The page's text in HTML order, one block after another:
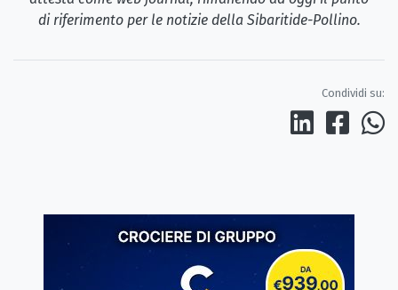
di riferimento per le notizie della Sibaritide-Pollino.
Condividi su: